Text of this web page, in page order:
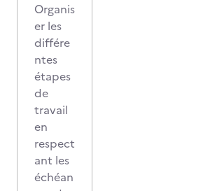
Organis
er les
différe
ntes
étapes
de
travail
en
respect
ant les
échéan